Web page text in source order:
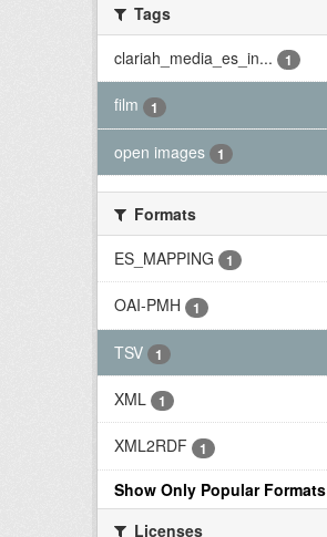
Tags
clariah_media_es_in...
1
film 1
open images 1
Formats
ES_MAPPING
1
OAI-PMH 1
TSV 1
XML 1
XML2RDF 1
Show Only Popular Formats
Licenses